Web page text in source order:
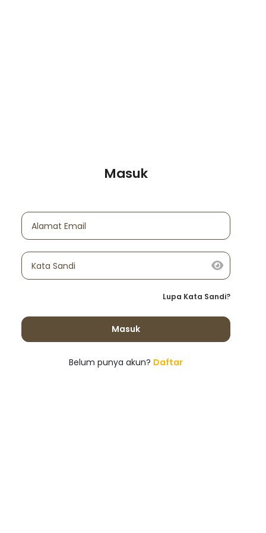
Masuk
Alamat Email
Kata Sandi
Lupa Kata Sandi?
Masuk
Belum punya akun? Daftar